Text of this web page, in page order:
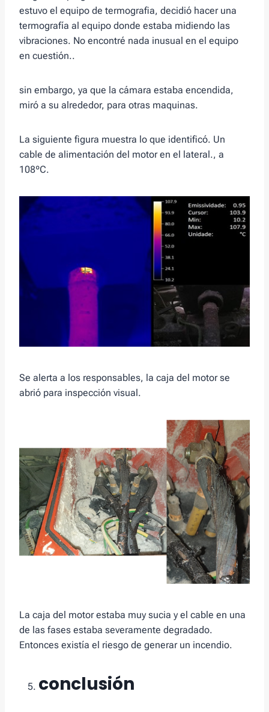
estuvo el equipo de termografia, decidió hacer una
termografía al equipo donde estaba midiendo las
vibraciones. No encontré nada inusual en el equipo
en cuestión..
sin embargo, ya que la cámara estaba encendida,
miró a su alrededor, para otras maquinas.
La siguiente figura muestra lo que identificó. Un
cable de alimentación del motor en el lateral., a
108ºC.
Se alerta a los responsables, la caja del motor se
abrió para inspección visual.
La caja del motor estaba muy sucia y el cable en una
de las fases estaba severamente degradado.
Entonces existía el riesgo de generar un incendio.
conclusión